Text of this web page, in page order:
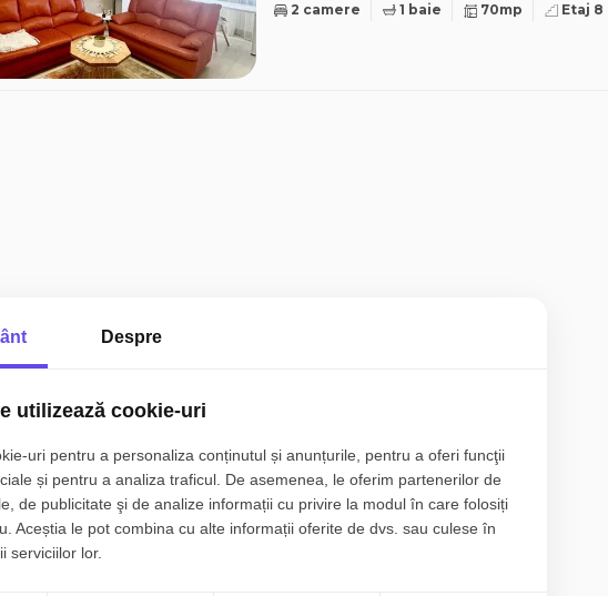
2 camere 1 baie 70mp Etaj 8
Despre
utilizează cookie-uri
uri pentru a personaliza conținutul și anunțurile, pentru a oferi funcţii
și pentru a analiza traficul. De asemenea, le oferim partenerilor de
de publicitate şi de analize informații cu privire la modul în care folosiți
Aceștia le pot combina cu alte informații oferite de dvs. sau culese în
serviciilor lor.